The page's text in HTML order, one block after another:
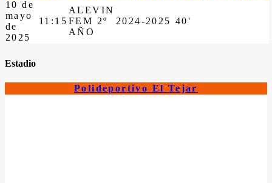
10 de
mayo
de
2025
11:15
ALEVIN
FEM 2º
AÑO
2024-2025 40'
Estadio
Polideportivo El Tejar